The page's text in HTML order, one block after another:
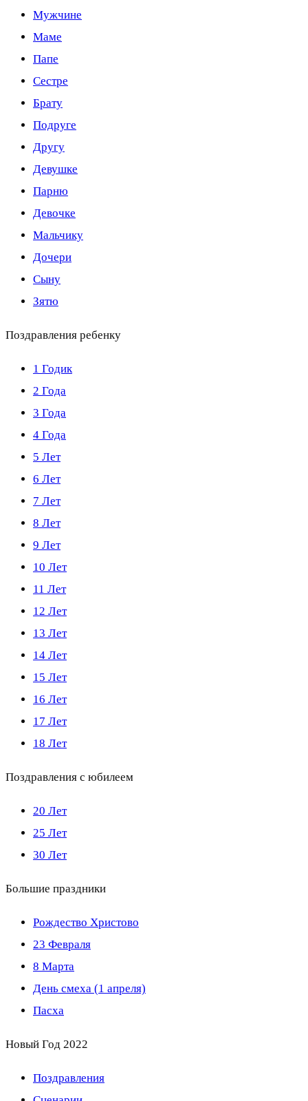
Мужчине
Маме
Папе
Сестре
Брату
Подруге
Другу
Девушке
Парню
Девочке
Мальчику
Дочери
Сыну
Зятю
Поздравления ребенку
1 Годик
2 Года
3 Года
4 Года
5 Лет
6 Лет
7 Лет
8 Лет
9 Лет
10 Лет
11 Лет
12 Лет
13 Лет
14 Лет
15 Лет
16 Лет
17 Лет
18 Лет
Поздравления с юбилеем
20 Лет
25 Лет
30 Лет
Большие праздники
Рождество Христово
23 Февраля
8 Марта
День смеха (1 апреля)
Пасха
Новый Год 2022
Поздравления